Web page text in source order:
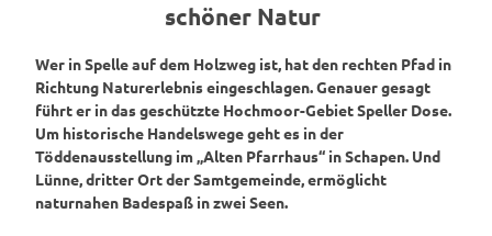
schöner Natur
Wer in Spelle auf dem Holzweg ist, hat den rechten Pfad in
Richtung Naturerlebnis eingeschlagen. Genauer gesagt
führt er in das geschützte Hochmoor-Gebiet Speller Dose.
Um historische Handelswege geht es in der
Töddenausstellung im „Alten Pfarrhaus“ in Schapen. Und
Lünne, dritter Ort der Samtgemeinde, ermöglicht
naturnahen Badespaß in zwei Seen.